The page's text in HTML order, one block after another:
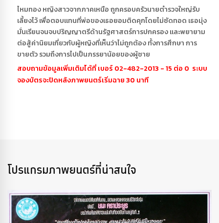
ไหมทอง หญิงสาวจากภาคเหนือ ถูกครอบครัวนายตำรวจใหญ่รับ
เลี้ยงไว้ เพื่อตอบแทนที่พ่อของเธอยอมติดคุกโดยไม่ซัดทอด เธอมุ่ง
มั่นเรียนจนจบปริญญาตรีด้านรัฐศาสตร์การปกครอง และพยายาม
ต่อสู้ค่านิยมเกี่ยวกับผู้หญิงที่เห็นว่าไม่ถูกต้อง ทั้งการศึกษา การ
ขายตัว รวมถึงการไปเป็นภรรยาน้อยของผู้ชาย
สอบถามข้อมูลเพิ่มเติมได้ที่ เบอร์ 02-482-2013 - 15 ต่อ 0 ระบบ
จองบัตรจะปิดหลังภาพยนตร์เริ่มฉาย 30 นาที
โปรแกรมภาพยนตร์ที่น่าสนใจ